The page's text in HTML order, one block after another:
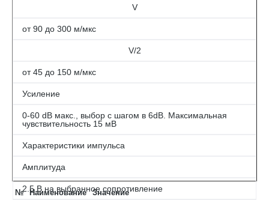
V
от 90 до 300 м/мкс
V/2
от 45 до 150 м/мкс
Усиление
0-60 dB макс., выбор с шагом в 6dB. Максимальная
чувствительность 15 мВ
Характеристики импульса
Амплитуда
2.5 В на выбранное сопротивление
№ Наименование
Значение